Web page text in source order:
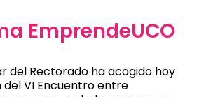
EmprendeUCO
del Rectorado ha acogido hoy
VI Encuentro entre